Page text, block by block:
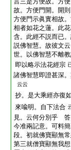
故。方便門開。開
方便門示眞實相故
相者如花之蓮。此
含。此經不説而已
説佛智慧。故彼文
世。以佛智慧不離
即以略示法花經宗
諸佛智慧即證甚深
云云
抄。是大乘經亦復
來喩明。自下法合
見。云何分別乎 答
今准兩記意。可料
段。初就佛寶顯無
第三就僧寶顯無我